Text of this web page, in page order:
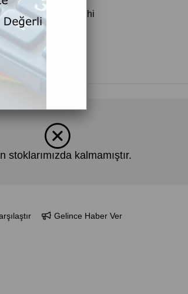
Teslimat Tarihi
stoklarımızda kalmamıştır.
Gelince Haber Ver